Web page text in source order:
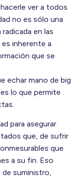
ver a todos
no es sólo una
en las
inherente a
que se
echar mano de big
lo que permite
para asegurar
que, de sufrir
que
a su fin. Eso
suministro,